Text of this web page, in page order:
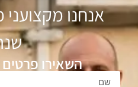
השאירו פרטים